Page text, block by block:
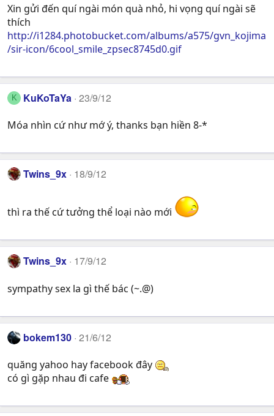
s
:
Xin gửi đến quí ngài món quà nhỏ, hi vọng quí ngài sẽ
thích
http://i1284.photobucket.com/albums/a575/gvn_kojima
/sir-icon/6cool_smile_zpsec8745d0.gif
K KuKoTaYa 23/9/12
Móa nhìn cứ như mớ ý, thanks bạn hiền 8-*
Twins_9x 18/9/12
thì ra thế cứ tưởng thể loại nào mới
Twins_9x 17/9/12
sympathy sex la gì thế bác (~.@)
bokem130 21/6/12
quăng yahoo hay facebook đây
có gì gặp nhau đi cafe